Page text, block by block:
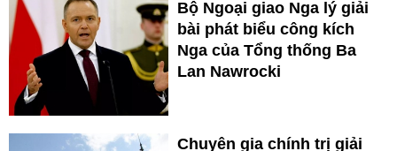
Bộ Ngoại giao Nga lý giải
bài phát biểu công kích
Nga của Tổng thống Ba
Lan Nawrocki
Chuyên gia chính trị giải